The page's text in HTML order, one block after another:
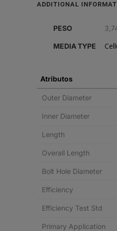
ADDITIONAL
PESO
MEDIA TYPE
Atributos
Outer Diameter
Inner Diameter
Length
Overall Length
Bolt Hole Diameter
Efficiency
Efficiency Test Std
Primary Application